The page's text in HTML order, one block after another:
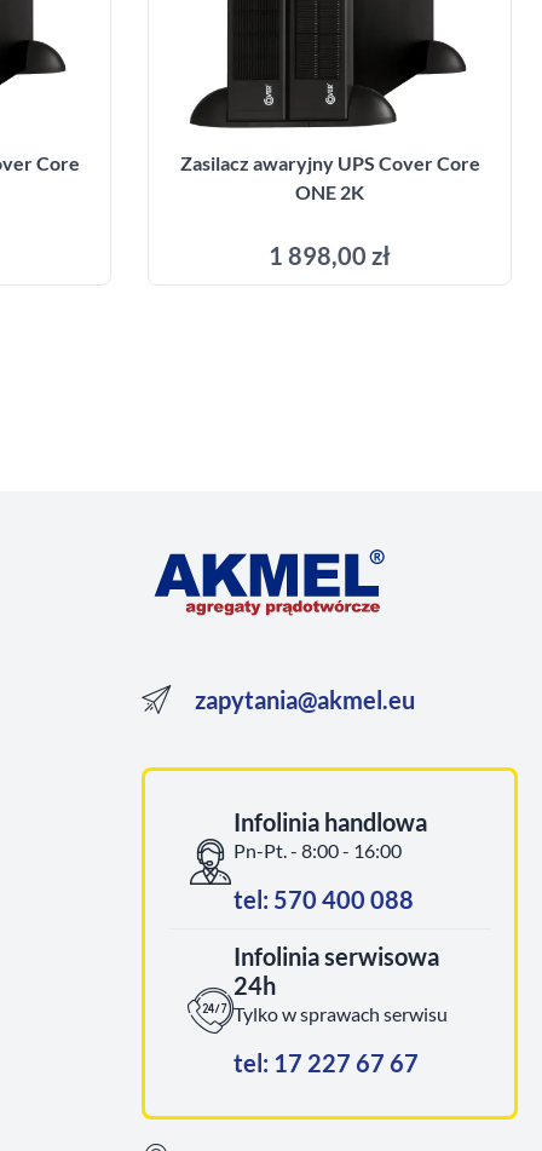
Core
Zasilacz awaryjny UPS Cover Core
ONE 2K
1 898,00 zł
zapytania@akmel.eu
Infolinia handlowa
Pn-Pt. - 8:00 - 16:00
tel: 570 400 088
Infolinia serwisowa
24h
Tylko w sprawach serwisu
tel: 17 227 67 67